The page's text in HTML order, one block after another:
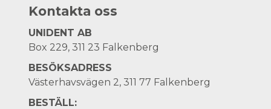
Kontakta oss
UNIDENT AB
Box 229, 311 23 Falkenberg
BESÖKSADRESS
Västerhavsvägen 2, 311 77 Falkenberg
BESTÄLL: